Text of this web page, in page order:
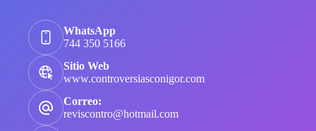
WhatsApp
744 350 5166
Sitio Web
www.controversiasconigor.com
Correo:
reviscontro@hotmail.com